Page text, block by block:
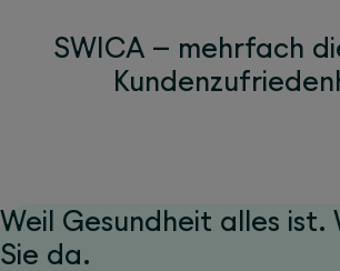
SWICA – mehrfach
Weil Gesundheit alles ist.
Sie da.